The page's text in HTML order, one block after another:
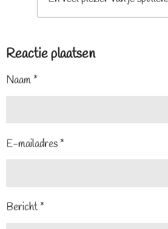
Reactie plaatsen
Naam *
E-mailadres *
Bericht *